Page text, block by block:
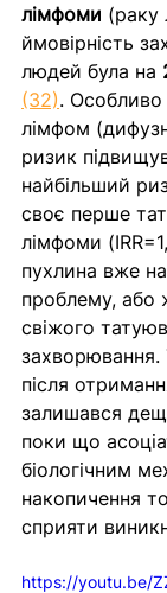
лімфоми (раку
ймовірність
людей була на
(32). Особливо
лімфом
ризик
найбільший
своє перше
лімфоми
пухлина вже
проблему, або
свіжого
захворювання.
після
залишався
поки що
біологічним
накопичення
сприяти
https://youtu.be/